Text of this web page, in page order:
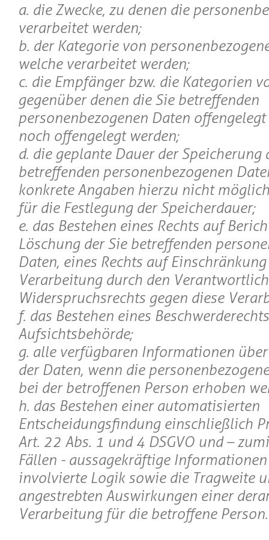
a. die Zwecke, zu denen die
verarbeitet werden;
b. der Kategorie von
welche verarbeitet werden;
c. die Empfänger bzw. die Kategorien
gegenüber denen die Sie betreffenden
personenbezogenen Daten
noch offengelegt werden;
d. die geplante Dauer der Speicherung
betreffenden personenbezogenen
konkrete Angaben hierzu nicht
für die Festlegung der Speicherdauer;
e. das Bestehen eines Rechts auf
Löschung der Sie betreffenden
Daten, eines Rechts auf
Verarbeitung durch den
Widerspruchsrechts gegen diese
f. das Bestehen eines
Aufsichtsbehörde;
g. alle verfügbaren Informationen
der Daten, wenn die
bei der betroffenen Person erhoben
h. das Bestehen einer automatisierten
Entscheidungsfindung einschließlich
Art. 22 Abs. 1 und 4 DSGVO und –
Fällen - aussagekräftige
involvierte Logik sowie die Tragweite
angestrebten Auswirkungen einer
Verarbeitung für die betroffene Person.